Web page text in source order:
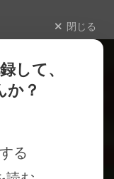
閉じる
して、
か？
る